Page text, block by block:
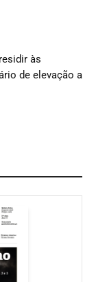
às
de elevação a